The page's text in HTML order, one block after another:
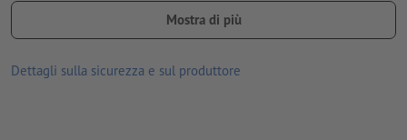
dimensioni: 22,5 x ø 7,2 cm
Mostra di più
Dettagli sulla sicurezza e sul produttore